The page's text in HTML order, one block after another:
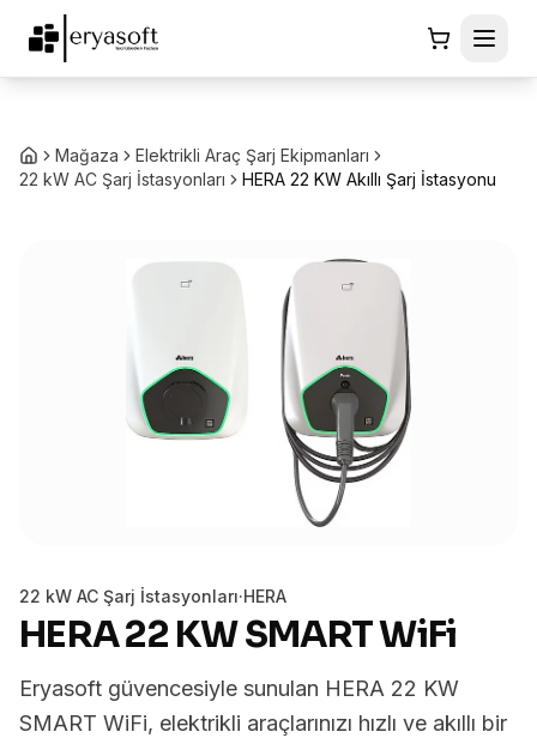
Mağaza
Elektrikli Araç Şarj Ekipmanları
22 kW AC Şarj İstasyonları
HERA 22 KW Akıllı Şarj İstasyonu
22 kW AC Şarj İstasyonları·HERA
HERA 22 KW SMART WiFi
Eryasoft güvencesiyle sunulan HERA 22 KW
SMART WiFi, elektrikli araçlarınızı hızlı ve akıllı bir